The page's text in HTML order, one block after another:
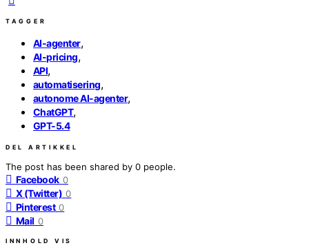
TAGGER
AI-agenter,
AI-pricing,
API,
automatisering,
autonome AI-agenter,
ChatGPT,
GPT-5.4
DEL ARTIKKEL
The post has been shared by 0 people.
Facebook 0
X (Twitter) 0
Pinterest 0
Mail 0
INNHOLD VIS